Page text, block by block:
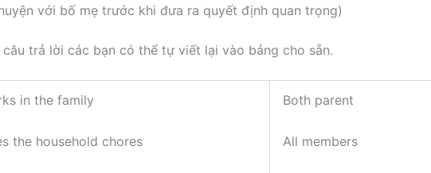
với bố mẹ trước khi đưa ra quyết định quan trọng)
câu trả lời các bạn có thể tự viết lại vào bảng cho sẵn.
in the family
the household chores
Both parent
All members